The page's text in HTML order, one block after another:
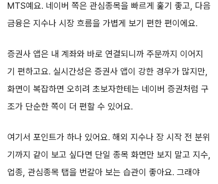
MTS예요. 네이버 쪽은 관심종목을 빠르게 훑기 좋고, 다음
금융은 지수나 시장 흐름을 가볍게 보기 편한 편이에요.
증권사 앱은 내 계좌와 바로 연결되니까 주문까지 이어지
기 편하고요. 실시간성은 증권사 앱이 강한 경우가 많지만,
화면이 복잡하면 오히려 초보자한테는 네이버 증권처럼 구
조가 단순한 쪽이 더 편할 수 있어요.
여기서 포인트가 하나 있어요. 해외 지수나 장 시작 전 분위
기까지 같이 보고 싶다면 단일 종목 화면만 보지 말고 지수,
업종, 관심종목 탭을 번갈아 보는 습관이 좋아요. 그래야